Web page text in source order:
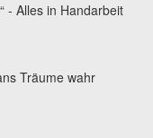
- Alles in Handarbeit
Träume wahr